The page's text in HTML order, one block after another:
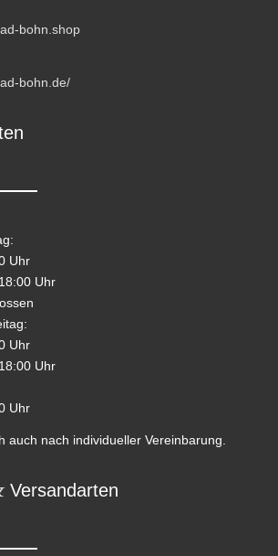
bohn.shop
bohn.de/
Uhr
Uhr
Uhr
Uhr
Uhr
auch nach individueller Vereinbarung.
Versandarten